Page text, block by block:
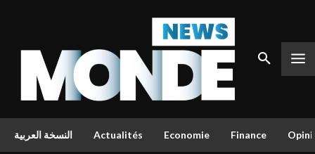
النسخة العربية Actualités Economie Finance